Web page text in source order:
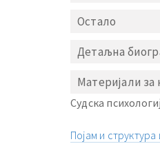
Остало
Детаљна
Материјали за
Судска
Појам и структура